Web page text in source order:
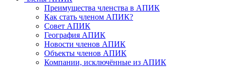
Преимущества членства в АПИК
Как стать членом АПИК?
Совет АПИК
География АПИК
Новости членов АПИК
Объекты членов АПИК
Компании, исключённые из АПИК